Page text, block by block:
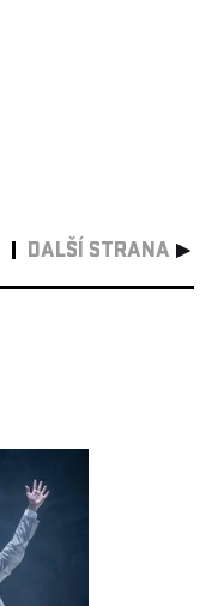
DALŠÍ STRANA